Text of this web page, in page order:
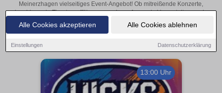
Alle Cookies akzeptieren Alle Cookies ablehnen
Einstellungen Datenschutzerklärung
Meinerzhagen vielseitiges Event-Angebot! Ob mitreißende Konzerte,
inspirierende Theateraufführungen oder aufregende Veranstaltungen in
Meinerzhagen – hier finden alles im Überblick und Tickets.
13:00 Uhr